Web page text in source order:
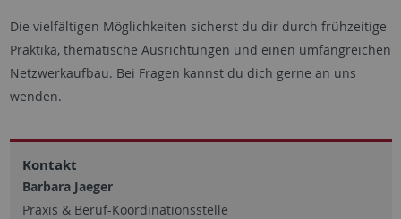
Die vielfältigen Möglichkeiten sicherst du dir durch frühzeitige
Praktika, thematische Ausrichtungen und einen umfangreichen
Netzwerkaufbau. Bei Fragen kannst du dich gerne an uns
wenden.
Kontakt
Barbara Jaeger
Praxis & Beruf-Koordinationsstelle